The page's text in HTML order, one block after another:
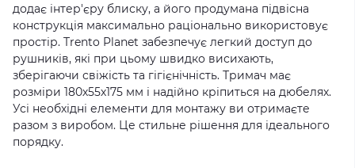
додає інтер'єру блиску, а його продумана підвісна
конструкція максимально раціонально використовує
простір. Trento Planet забезпечує легкий доступ до
рушників, які при цьому швидко висихають,
зберігаючи свіжість та гігієнічність. Тримач має
розміри 180х55х175 мм і надійно кріпиться на дюбелях.
Усі необхідні елементи для монтажу ви отримаєте
разом з виробом. Це стильне рішення для ідеального
порядку.